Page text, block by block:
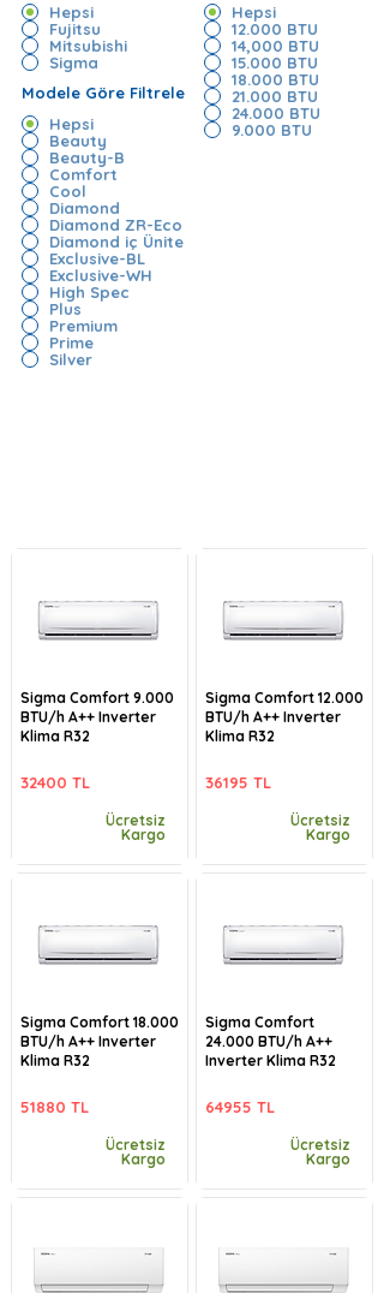
Hepsi
Fujitsu
Mitsubishi
Sigma
Modele Göre Filtrele
Hepsi
Beauty
Beauty-B
Comfort
Cool
Diamond
Diamond ZR-Eco
Diamond iç Ünite
Exclusive-BL
Exclusive-WH
High Spec
Plus
Premium
Prime
Silver
Hepsi
12.000 BTU
14,000 BTU
15.000 BTU
18.000 BTU
21.000 BTU
24.000 BTU
9.000 BTU
Sigma Comfort 9.000
BTU/h A++ Inverter
Klima R32
32400 TL
Ücretsiz
Kargo
Sigma Comfort 18.000
BTU/h A++ Inverter
Klima R32
51880 TL
Ücretsiz
Kargo
Sigma Comfort 12.000
BTU/h A++ Inverter
Klima R32
36195 TL
Ücretsiz
Kargo
Sigma Comfort
24.000 BTU/h A++
Inverter Klima R32
64955 TL
Ücretsiz
Kargo